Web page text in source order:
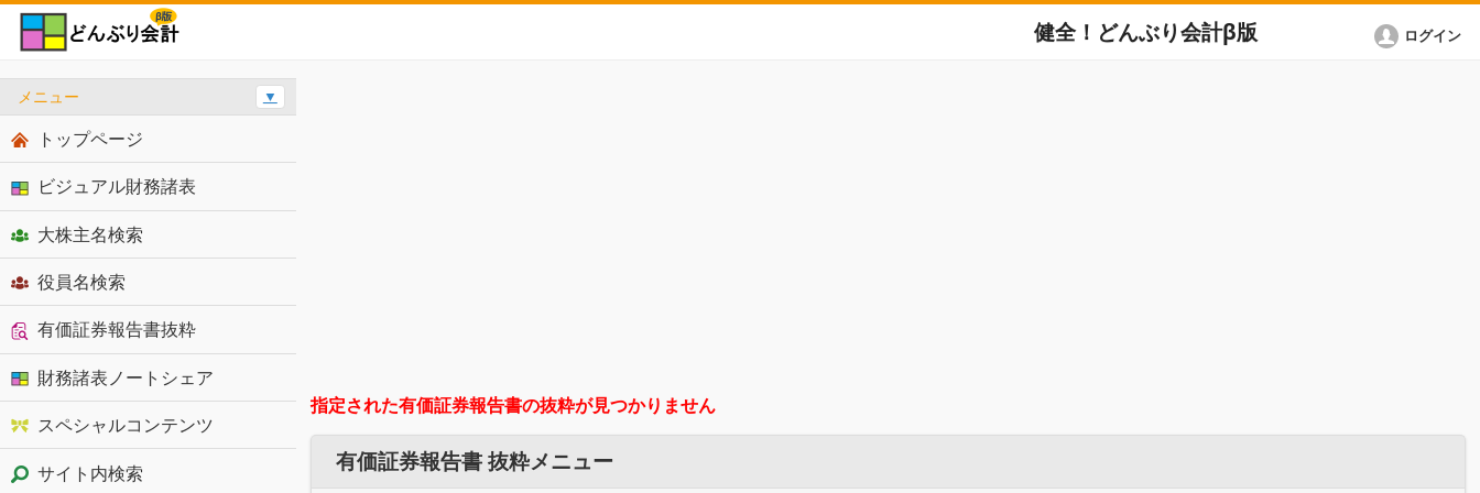
健全！どんぶり会計β版 ログイン
指定された有価証券報告書の抜粋が見つかりません
有価証券報告書 抜粋メニュー
メニュー ▼
トップページ
ビジュアル財務諸表
大株主名検索
役員名検索
有価証券報告書抜粋
財務諸表ノートシェア
スペシャルコンテンツ
サイト内検索